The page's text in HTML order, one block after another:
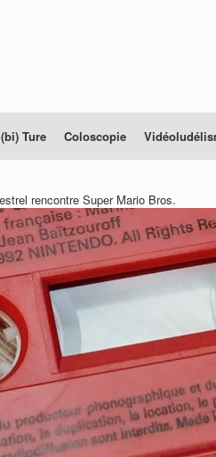
Ture Coloscopie
rencontre Super Mario Bros.